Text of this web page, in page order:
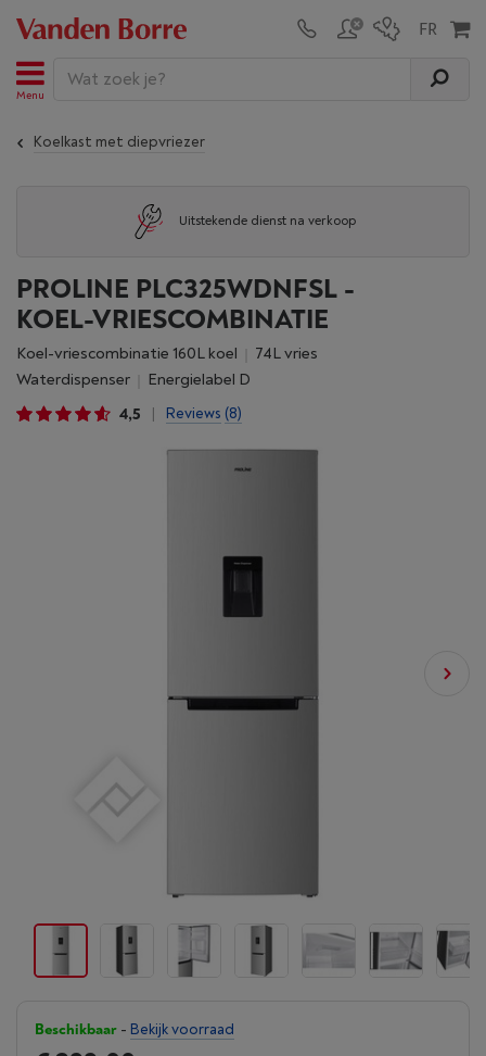
Menu
Koelkast met diepvriezer
Aansluiting door onze specialisten
PROLINE PLC325WDNFSL -
KOEL-VRIESCOMBINATIE
Koel-vriescombinatie 160L koel
74L vries
waterdispenser
energielabel D
4,5
Reviews (8)
Beschikbaar - Bekijk voorraad